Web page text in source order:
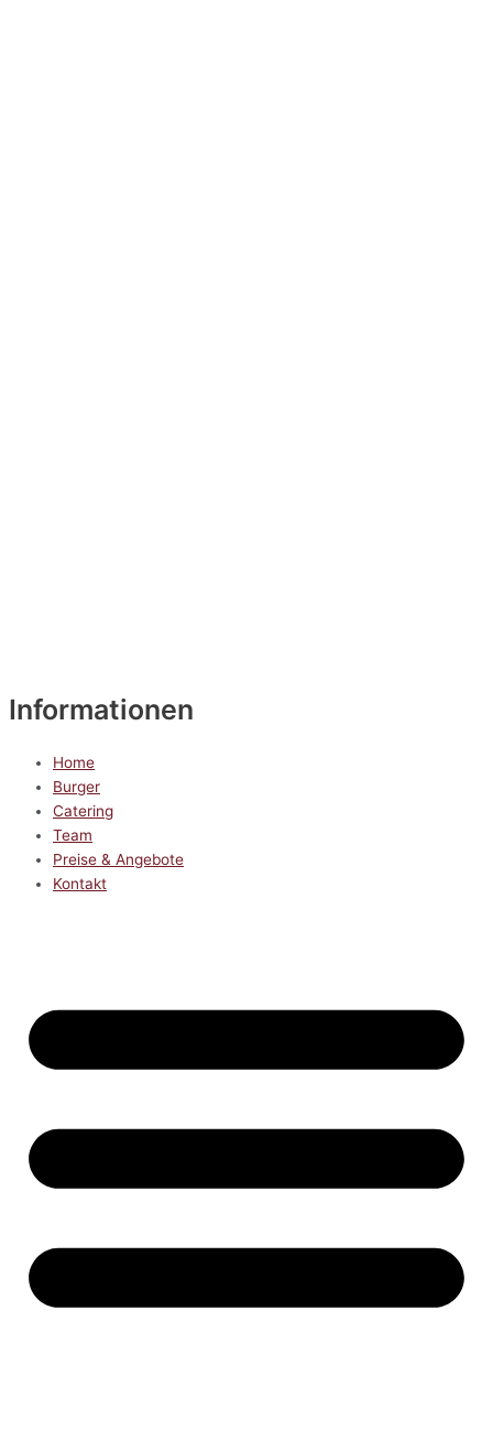
Informationen
Home
Burger
Catering
Team
Preise & Angebote
Kontakt